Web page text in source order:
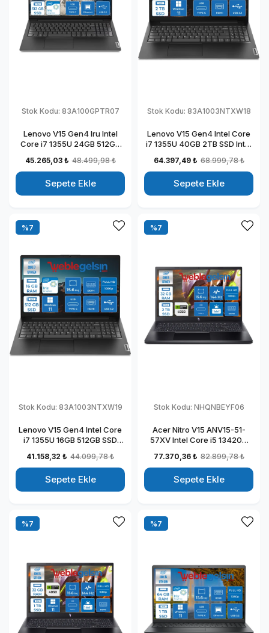
Stok Kodu: 83A100GPTR07
Lenovo V15 Gen4 Iru Intel
Core i7 1355U 24GB 512GB
Taşınabilir Dizüstü Bilgisayar
883A100GPTR07
45.265,03 ₺ 48.499,98 ₺
Sepete Ekle
Stok Kodu: 83A1003NTXW18
Lenovo V15 Gen4 Intel Core
i7 1355U 40GB 2TB SSD Intel
15.6" Fhd Taşınabilir
Bilgisayar 83A1003NTXW18
64.397,49 ₺ 68.999,78 ₺
Sepete Ekle
Stok Kodu: 83A1003NTXW19
Lenovo V15 Gen4 Intel Core
i7 1355U 16GB 512GB SSD
15.6" Fhd Taşınabilir
Bilgisayar 83A1003NTXW19
41.158,32 ₺ 44.099,78 ₺
Sepete Ekle
%7
Stok Kodu: NHQNBEYF06
Acer Nitro V15 ANV15-51-
57XV Intel Core i5 13420H
RTX4050-6GB Freedos 15.6"
144HZ Fhd Taşınabilir
Bilgisayar NHQNBEYF06
77.370,36 ₺ 82.899,78 ₺
Sepete Ekle
%7
%7 %7